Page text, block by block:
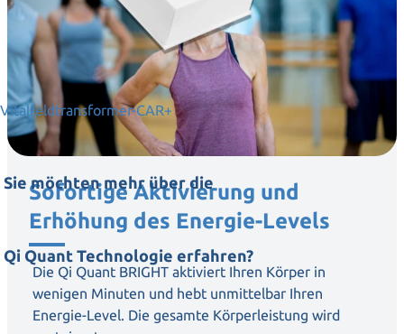
Vitalfeldtransformer-CAR+
Sie möchten mehr über die
Qi Quant Technologie erfahren?
Sofortige Aktivierung und
Erhöhung des Energie-Levels
Die Qi Quant BRIGHT aktiviert Ihren Körper in
wenigen Minuten und hebt unmittelbar Ihren
Energie-Level. Die gesamte Körperleistung wird